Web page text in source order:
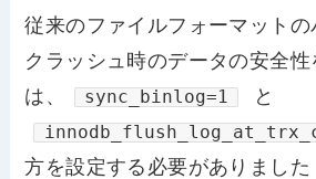
従来のファイルフォーマット
クラッシュ時のデータの安全性
は、
sync_binlog=1 と
方を設定する必要がありました